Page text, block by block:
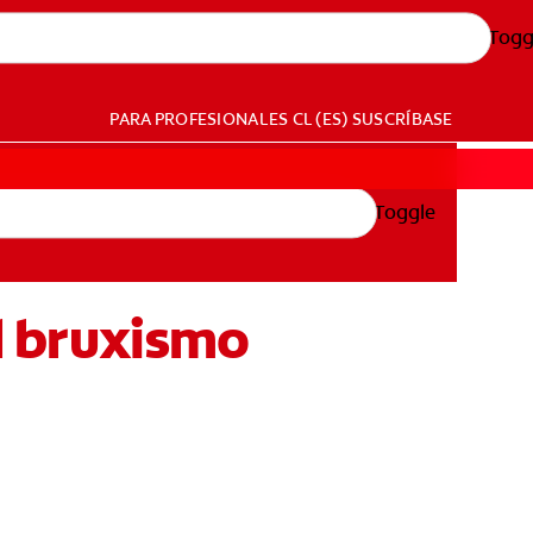
PARA PROFESIONALES CL (ES) SUSCRÍBASE
Toggle
bruxismo